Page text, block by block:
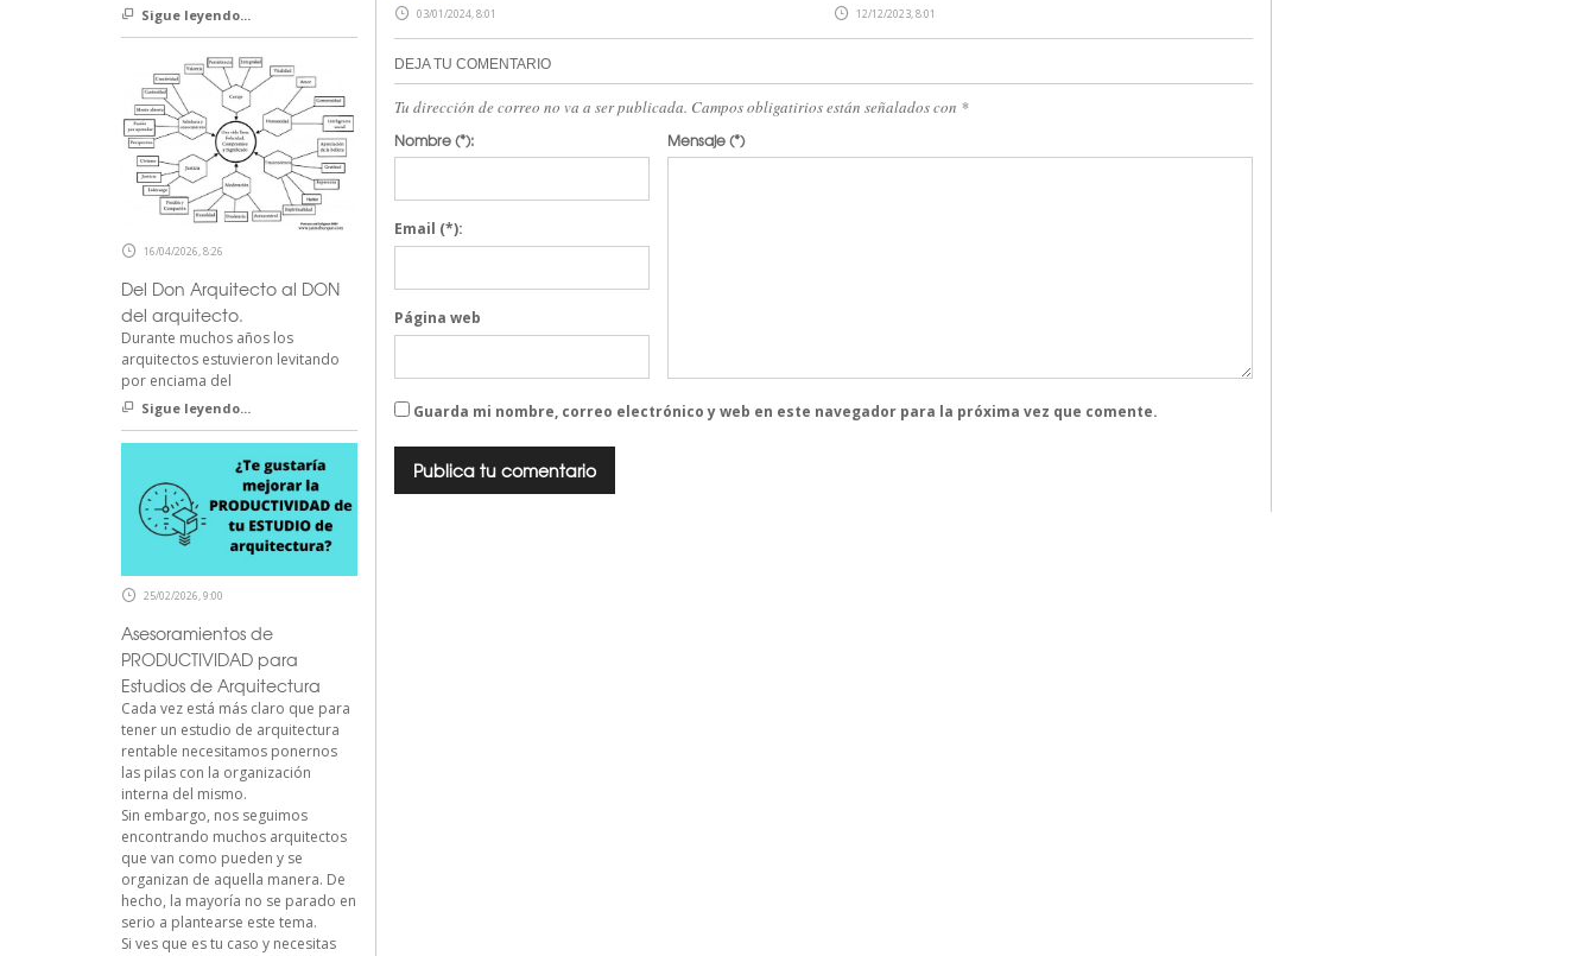
03/01/2024, 8:01 12/12/2023, 8:01
DEJA TU COMENTARIO
Tu dirección de correo no va a ser publicada. Campos obligatirios están señalados con *
Mensaje(*)
Nombre(*):
Email (*):
Página web
Guarda mi nombre, correo electrónico y web en este navegador para la próxima vez que comente.
Sigue leyendo...
16/04/2026, 8:26
Del Don Arquitecto al DON
del arquitecto.
Durante muchos años los
arquitectos estuvieron levitando
por enciama del
Sigue leyendo...
25/02/2026, 9:00
Asesoramientos de
PRODUCTIVIDAD para
Estudios de Arquitectura
Cada vez está más claro que para
tener un estudio de arquitectura
rentable necesitamos ponernos
las pilas con la organización
interna del mismo.
Sin embargo, nos seguimos
encontrando muchos arquitectos
que van como pueden y se
organizan de aquella manera. De
hecho, la mayoría no se parado en
serio a plantearse este tema.
Si ves que es tu caso y necesitas